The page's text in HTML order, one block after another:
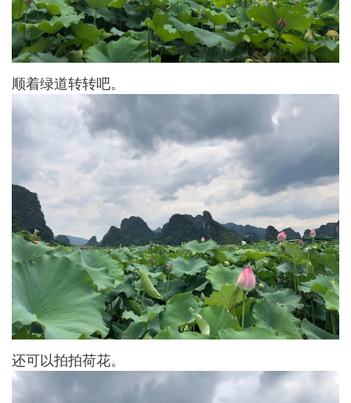
顺着绿道转转吧。
还可以拍拍荷花。